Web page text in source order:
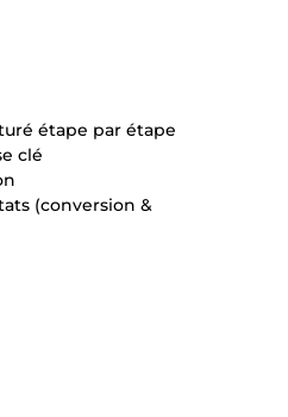
étape par étape
clé
(conversion &